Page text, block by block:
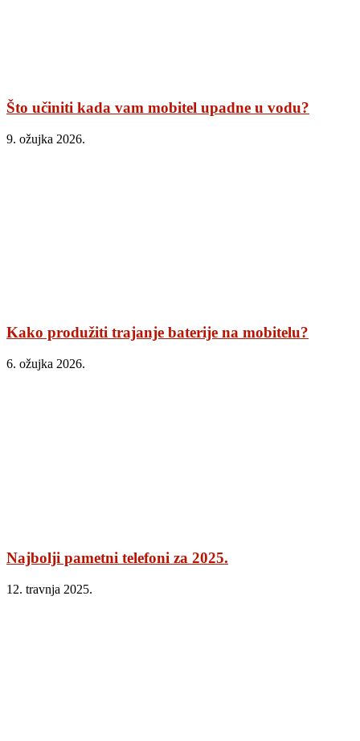
Što učiniti kada vam mobitel upadne u vodu?
9. ožujka 2026.
Kako produžiti trajanje baterije na mobitelu?
6. ožujka 2026.
Najbolji pametni telefoni za 2025.
12. travnja 2025.